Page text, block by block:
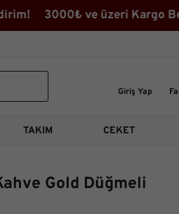
ve üzeri Kargo
Giriş Yap
TAKIM CEKET
Gold Düğmeli